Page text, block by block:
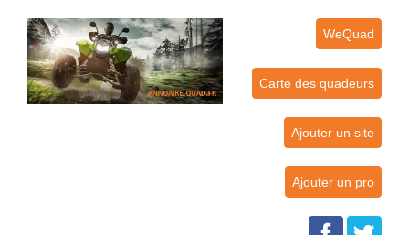
WeQuad
Carte des quadeurs
Ajouter un site
Ajouter un pro